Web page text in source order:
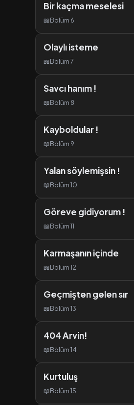
Bir kaçma meselesi
📖Bölüm 6
Olaylı isteme
📖Bölüm 7
Savcı hanım !
📖Bölüm 8
Kayboldular !
📖Bölüm 9
Yalan söylemişsin !
📖Bölüm 10
Göreve gidiyorum !
📖Bölüm 11
Karmaşanın içinde
📖Bölüm 12
Geçmişten gelen sır
📖Bölüm 13
404 Arvin!
📖Bölüm 14
Kurtuluş
📖Bölüm 15